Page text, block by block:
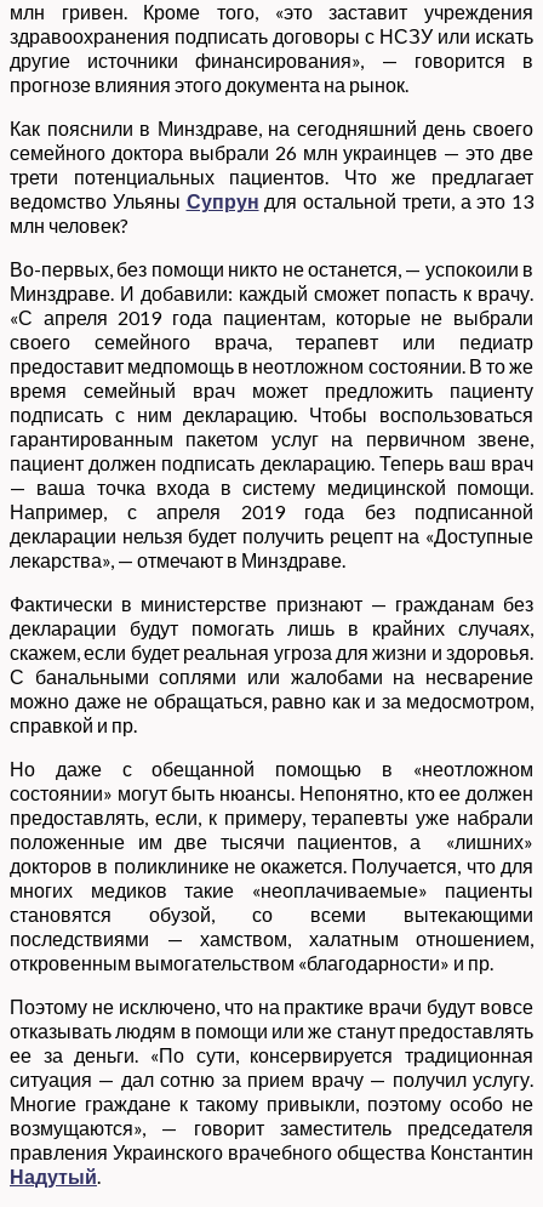
млн гривен. Кроме того, «это заставит учреждения
здравоохранения подписать договоры с НСЗУ или искать
другие источники финансирования», — говорится в
прогнозе влияния этого документа на рынок.
Как пояснили в Минздраве, на сегодняшний день своего
семейного доктора выбрали 26 млн украинцев — это две
трети потенциальных пациентов. Что же предлагает
ведомство Ульяны Супрун для остальной трети, а это 13
млн человек?
Во-первых, без помощи никто не останется, — успокоили в
Минздраве. И добавили: каждый сможет попасть к врачу.
«С апреля 2019 года пациентам, которые не выбрали
своего семейного врача, терапевт или педиатр
предоставит медпомощь в неотложном состоянии. В то же
время семейный врач может предложить пациенту
подписать с ним декларацию. Чтобы воспользоваться
гарантированным пакетом услуг на первичном звене,
пациент должен подписать декларацию. Теперь ваш врач
— ваша точка входа в систему медицинской помощи.
Например, с апреля 2019 года без подписанной
декларации нельзя будет получить рецепт на «Доступные
лекарства», — отмечают в Минздраве.
Фактически в министерстве признают — гражданам без
декларации будут помогать лишь в крайних случаях,
скажем, если будет реальная угроза для жизни и здоровья.
С банальными соплями или жалобами на несварение
можно даже не обращаться, равно как и за медосмотром,
справкой и пр.
Но даже с обещанной помощью в «неотложном
состоянии» могут быть нюансы. Непонятно, кто ее должен
предоставлять, если, к примеру, терапевты уже набрали
положенные им две тысячи пациентов, а «лишних»
докторов в поликлинике не окажется. Получается, что для
многих медиков такие «неоплачиваемые» пациенты
становятся обузой, со всеми вытекающими
последствиями — хамством, халатным отношением,
откровенным вымогательством «благодарности» и пр.
Поэтому не исключено, что на практике врачи будут вовсе
отказывать людям в помощи или же станут предоставлять
ее за деньги. «По сути, консервируется традиционная
ситуация — дал сотню за прием врачу — получил услугу.
Многие граждане к такому привыкли, поэтому особо не
возмущаются», — говорит заместитель председателя
правления Украинского врачебного общества Константин
Надутый.